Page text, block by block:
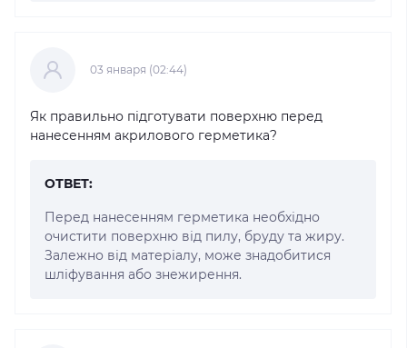
03 января (02:44)
Як правильно підготувати поверхню перед
нанесенням акрилового герметика?
ОТВЕТ:
Перед нанесенням герметика необхідно
очистити поверхню від пилу, бруду та жиру.
Залежно від матеріалу, може знадобитися
шліфування або знежирення.